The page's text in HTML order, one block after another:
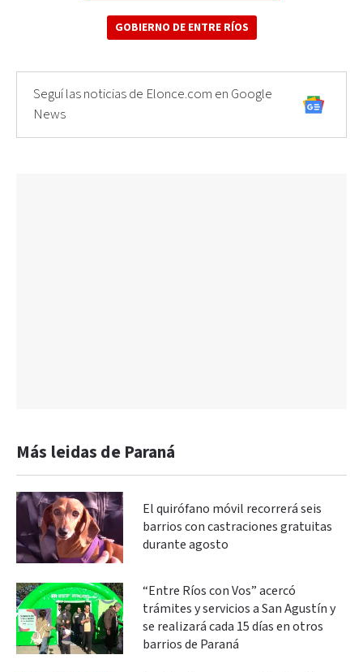
GOBIERNO DE ENTRE RÍOS
Seguí las noticias de Elonce.com en Google
News
Más leidas de Paraná
El quirófano móvil recorrerá seis
barrios con castraciones gratuitas
durante agosto
“Entre Ríos con Vos” acercó
trámites y servicios a San Agustín y
se realizará cada 15 días en otros
barrios de Paraná